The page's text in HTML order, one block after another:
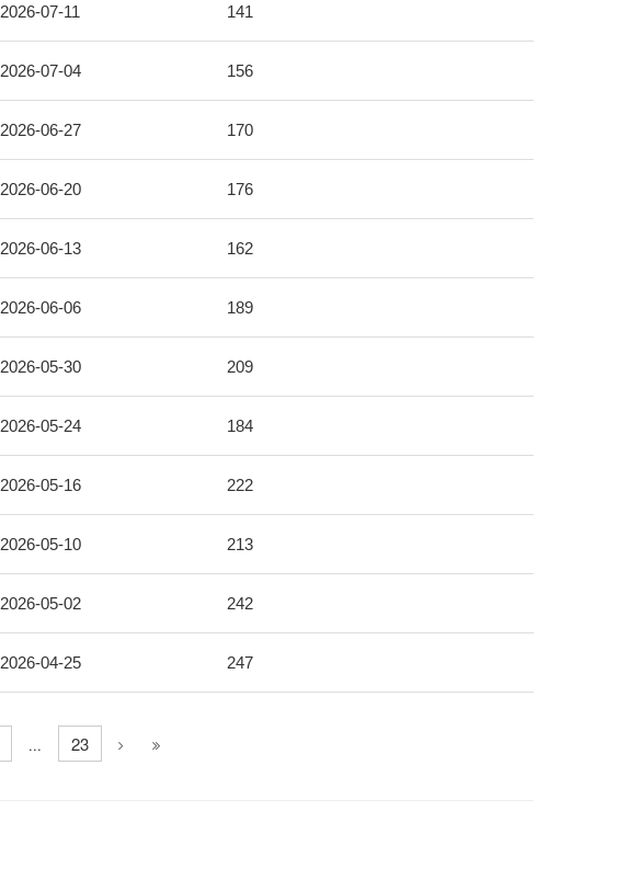
2026-07-11 141
2026-07-04 156
2026-06-27 170
2026-06-20 176
2026-06-13 162
2026-06-06 189
2026-05-30 209
2026-05-24 184
2026-05-16 222
2026-05-10 213
2026-05-02 242
2026-04-25 247
... 23